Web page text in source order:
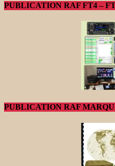
PUBLICATION RAF FT4 –
PUBLICATION RAF